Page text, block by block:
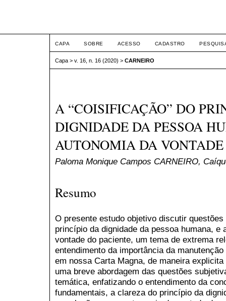
CAPA SOBRE ACESSO CADASTRO
Capa > v. 16, n. 16 (2020) > CARNEIRO
A “COISIFICAÇÃO” DO
DIGNIDADE DA PESSOA
AUTONOMIA DA
Paloma Monique Campos CARNEIRO,
Resumo
O presente estudo objetivo discutir
princípio da dignidade da pessoa humana, e
vontade do paciente, um tema de extrema
entendimento da importância da
em nossa Carta Magna, de maneira
uma breve abordagem das questões
temática, enfatizando o entendimento da
fundamentais, a clareza do princípio da